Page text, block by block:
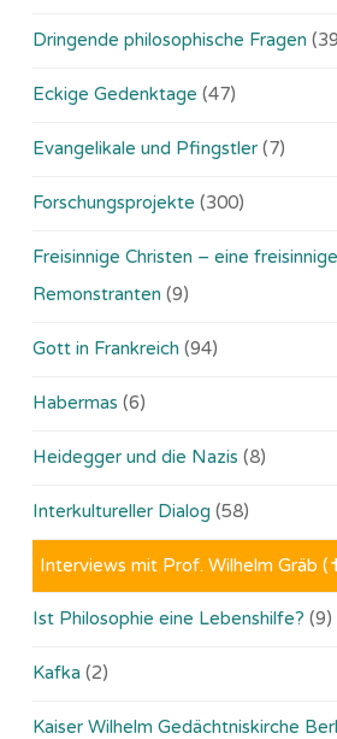
Dringende philosophische Fragen
Eckige Gedenktage (47)
Evangelikale und Pfingstler (7)
Forschungsprojekte (300)
Freisinnige Christen – eine
Remonstranten (9)
Gott in Frankreich (94)
Habermas (6)
Heidegger und die Nazis (8)
Interkultureller Dialog (58)
Interviews mit Prof. Wilhelm Gräb
Ist Philosophie eine Lebenshilfe? (9)
Kafka (2)
Kaiser Wilhelm Gedächtniskirche